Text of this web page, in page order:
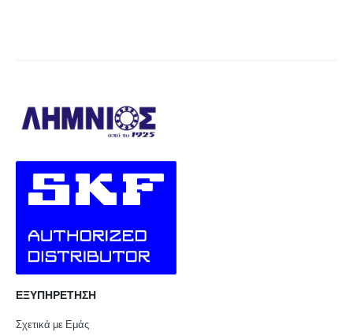
ΕΞΥΠΗΡΕΤΗΣΗ
Σχετικά με Εμάς